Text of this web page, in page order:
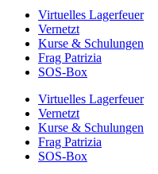
Virtuelles Lagerfeuer
Vernetzt
Kurse & Schulungen
Frag Patrizia
SOS-Box
Virtuelles Lagerfeuer
Vernetzt
Kurse & Schulungen
Frag Patrizia
SOS-Box